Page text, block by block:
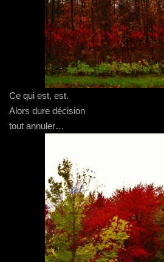
Ce qui est, est.
Alors dure décision
tout annuler…